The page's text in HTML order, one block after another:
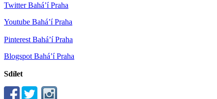
Twitter Bahá’í Praha
Youtube Bahá’í Praha
Pinterest Bahá’í Praha
Blogspot Bahá’í Praha
Sdílet